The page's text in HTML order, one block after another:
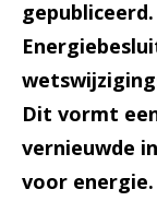
Dit vormt
vernieuwde
voor